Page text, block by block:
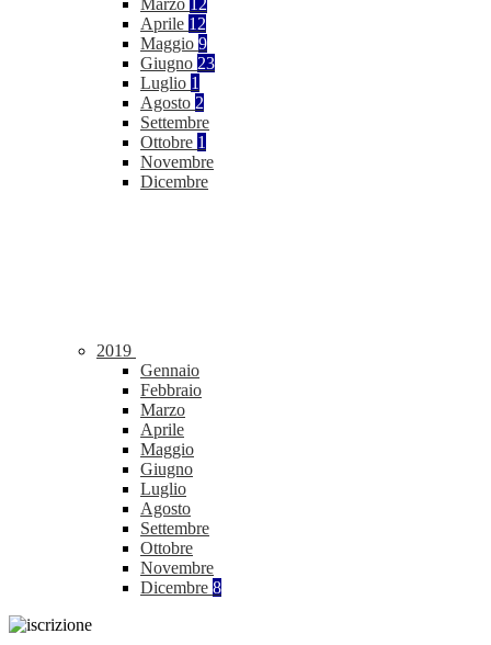
Marzo
12
Aprile 12
Maggio 9
Giugno 23
Luglio 1
Agosto 2
Settembre
Ottobre 1
Novembre
Dicembre
2019
Gennaio
Febbraio
Marzo
Aprile
Maggio
Giugno
Luglio
Agosto
Settembre
Ottobre
Novembre
Dicembre 8